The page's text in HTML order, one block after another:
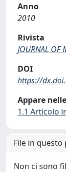
Anno
2010
Rivista
JOURNAL OF
DOI
https://
Appare
1.1 Articolo
File in
Non ci sono